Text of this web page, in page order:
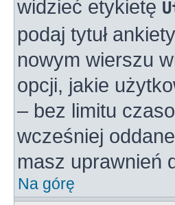
widzieć etykietę
podaj tytuł
nowym wierszu
opcji, jakie
– bez limitu
wcześniej
masz uprawnień
Na górę